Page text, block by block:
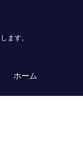
ます。
ホーム